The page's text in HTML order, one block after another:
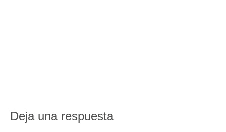
Deja una respuesta